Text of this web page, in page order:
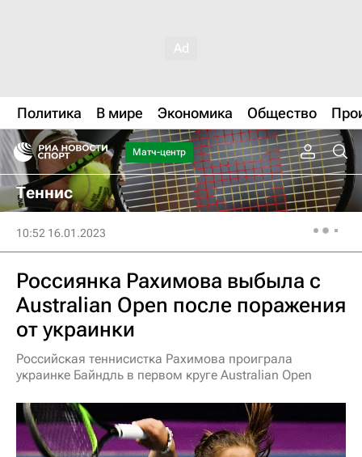
Политика В мире Экономика Общество
Матч-центр
Теннис
10:52 16.01.2023
Россиянка Рахимова выбыла с
Australian Open после поражения
от украинки
Российская теннисистка Рахимова проиграла
украинке Байндль в первом круге Australian Open